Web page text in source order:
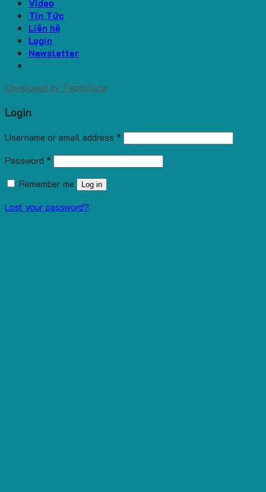
Video
Tin Tức
Liên hệ
Login
Newsletter
Developed by Tiepthitute
Login
Username or email address *
Password *
Remember me
Log in
Lost your password?